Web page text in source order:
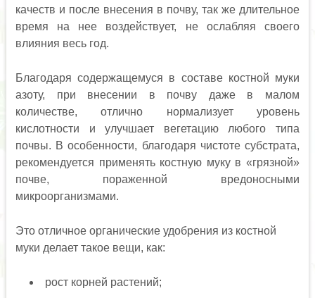
качеств и после внесения в почву, так же длительное
время на нее воздействует, не ослабляя своего
влияния весь год.
Благодаря содержащемуся в составе костной муки
азоту, при внесении в почву даже в малом
количестве, отлично нормализует уровень
кислотности и улучшает вегетацию любого типа
почвы. В особенности, благодаря чистоте субстрата,
рекомендуется применять костную муку в «грязной»
почве, пораженной вредоносными
микроорганизмами.
Это отличное органические удобрения из костной
муки делает такое вещи, как:
рост корней растений;